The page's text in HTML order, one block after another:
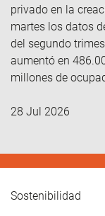
privado en la
martes los datos
del segundo
aumentó en
millones de
28 Jul 2026
Sostenibilidad